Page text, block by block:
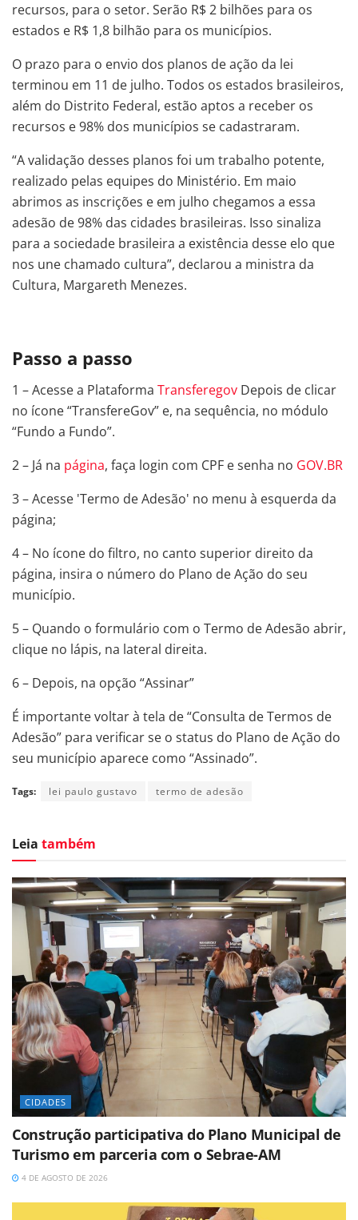
recursos, para o setor. Serão R$ 2 bilhões para os
estados e R$ 1,8 bilhão para os municípios.
O prazo para o envio dos planos de ação da lei
terminou em 11 de julho. Todos os estados brasileiros,
além do Distrito Federal, estão aptos a receber os
recursos e 98% dos municípios se cadastraram.
“A validação desses planos foi um trabalho potente,
realizado pelas equipes do Ministério. Em maio
abrimos as inscrições e em julho chegamos a essa
adesão de 98% das cidades brasileiras. Isso sinaliza
para a sociedade brasileira a existência desse elo que
nos une chamado cultura”, declarou a ministra da
Cultura, Margareth Menezes.
Passo a passo
1 – Acesse a Plataforma Transferegov Depois de clicar
no ícone “TransfereGov” e, na sequência, no módulo
“Fundo a Fundo”.
2 – Já na página, faça login com CPF e senha no GOV.BR
3 – Acesse 'Termo de Adesão' no menu à esquerda da
página;
4 – No ícone do filtro, no canto superior direito da
página, insira o número do Plano de Ação do seu
município.
5 – Quando o formulário com o Termo de Adesão abrir,
clique no lápis, na lateral direita.
6 – Depois, na opção “Assinar”
É importante voltar à tela de “Consulta de Termos de
Adesão” para verificar se o status do Plano de Ação do
seu município aparece como “Assinado”.
Tags: lei paulo gustavo termo de adesão
Leia também
CIDADES
Construção participativa do Plano Municipal de
Turismo em parceria com o Sebrae-AM
4 DE AGOSTO DE 2026